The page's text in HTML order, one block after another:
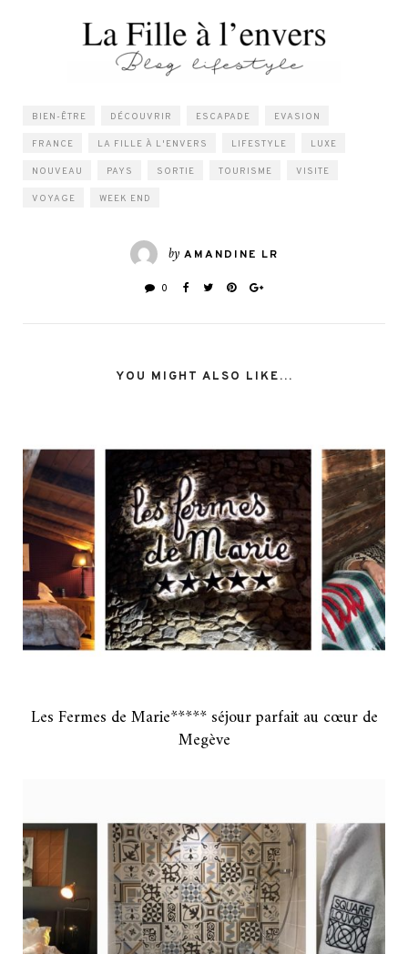
BIEN-ÊTRE DÉCOUVRIR ESCAPADE EVASION
FRANCE LA FILLE À L'ENVERS LIFESTYLE LUXE
NOUVEAU PAYS SORTIE TOURISME VISITE
VOYAGE WEEK END
by AMANDINE LR
0
YOU MIGHT ALSO LIKE...
Les Fermes de Marie***** séjour parfait au cœur de
Megève